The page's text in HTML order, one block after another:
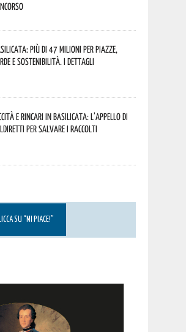
più di 47 milioni per piazze,
e sostenibilità. I dettagli
e rincari in Basilicata: l’appello di
per salvare i raccolti
SU “MI PIACE!”